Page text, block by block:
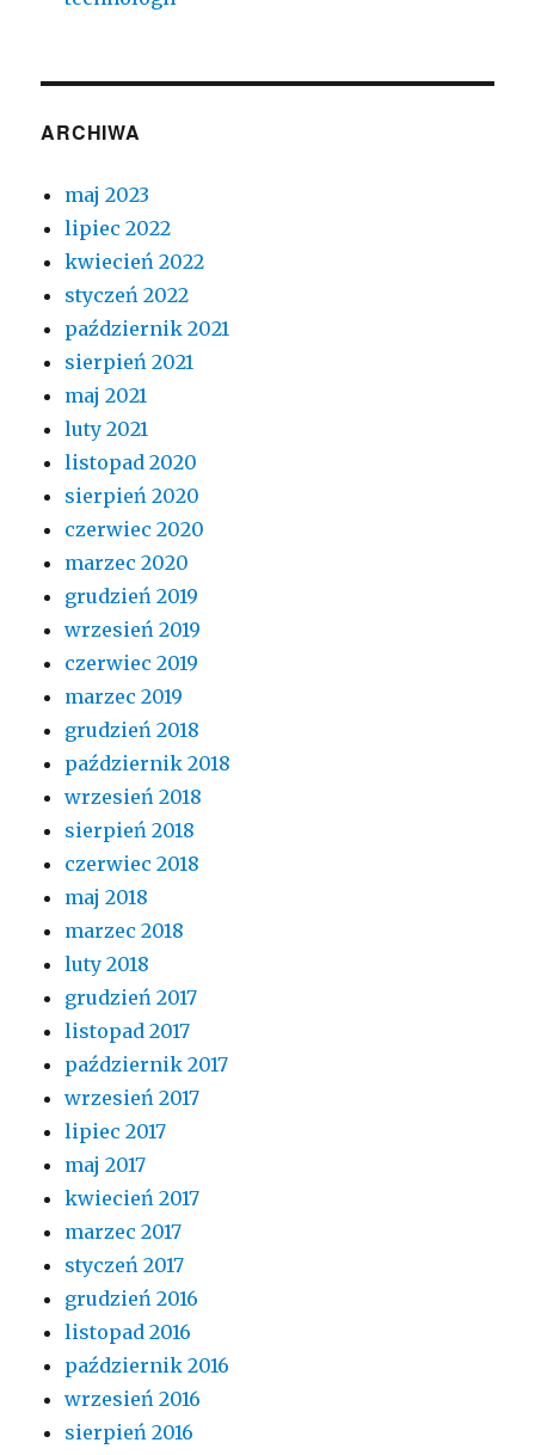
ARCHIWA
maj 2023
lipiec 2022
kwiecień 2022
styczeń 2022
październik 2021
sierpień 2021
maj 2021
luty 2021
listopad 2020
sierpień 2020
czerwiec 2020
marzec 2020
grudzień 2019
wrzesień 2019
czerwiec 2019
marzec 2019
grudzień 2018
październik 2018
wrzesień 2018
sierpień 2018
czerwiec 2018
maj 2018
marzec 2018
luty 2018
grudzień 2017
listopad 2017
październik 2017
wrzesień 2017
lipiec 2017
maj 2017
kwiecień 2017
marzec 2017
styczeń 2017
grudzień 2016
listopad 2016
październik 2016
wrzesień 2016
sierpień 2016